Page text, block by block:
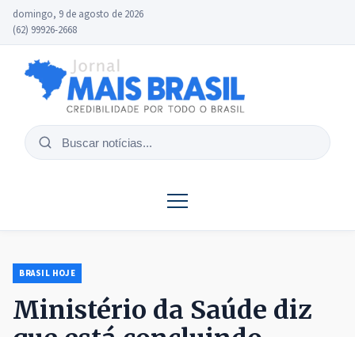
domingo, 9 de agosto de 2026
(62) 99926-2668
Buscar
BRASIL HOJE
Ministério da Saúde diz